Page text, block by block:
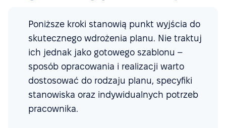
Poniższe kroki stanowią punkt wyjścia do
skutecznego wdrożenia planu. Nie traktuj
ich jednak jako gotowego szablonu –
sposób opracowania i realizacji warto
dostosować do rodzaju planu, specyfiki
stanowiska oraz indywidualnych potrzeb
pracownika.